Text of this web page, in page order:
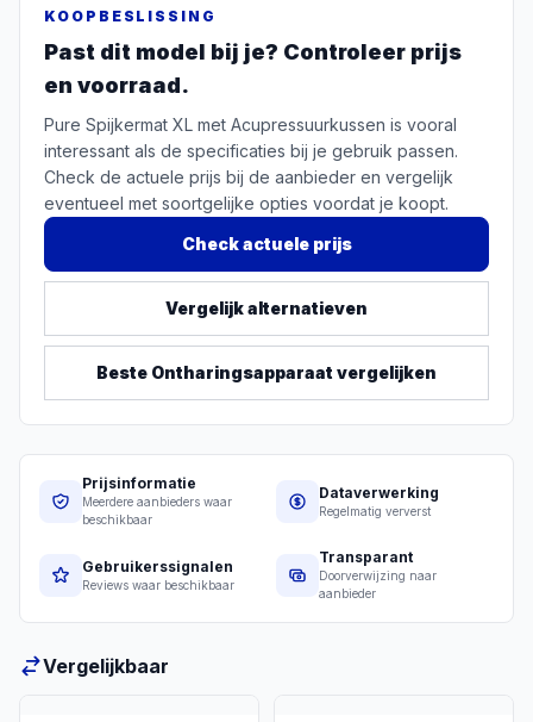
KOOPBESLISSING
Past dit model bij je? Controleer prijs
en voorraad.
Pure Spijkermat XL met Acupressuurkussen is vooral
interessant als de specificaties bij je gebruik passen.
Check de actuele prijs bij de aanbieder en vergelijk
eventueel met soortgelijke opties voordat je koopt.
Check actuele prijs
Vergelijk alternatieven
Beste Ontharingsapparaat vergelijken
Prijsinformatie
Meerdere aanbieders waar
beschikbaar
Dataverwerking
Regelmatig ververst
Gebruikerssignalen
Reviews waar beschikbaar
Transparant
Doorverwijzing naar
aanbieder
Vergelijkbaar